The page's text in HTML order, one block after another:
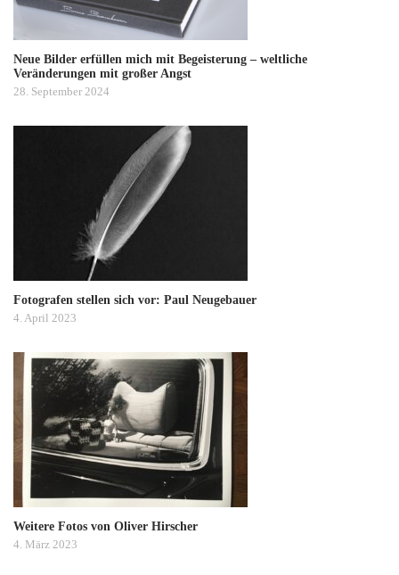
Neue Bilder erfüllen mich mit Begeisterung – weltliche
Veränderungen mit großer Angst
28. September 2024
Fotografen stellen sich vor: Paul Neugebauer
4. April 2023
Weitere Fotos von Oliver Hirscher
4. März 2023